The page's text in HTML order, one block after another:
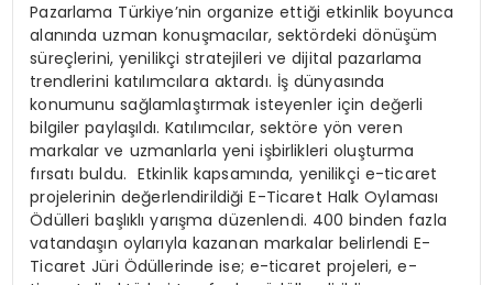
Pazarlama Türkiye’nin organize ettiği etkinlik boyunca
alanında uzman konuşmacılar, sektördeki dönüşüm
süreçlerini, yenilikçi stratejileri ve dijital pazarlama
trendlerini katılımcılara aktardı. İş dünyasında
konumunu sağlamlaştırmak isteyenler için değerli
bilgiler paylaşıldı. Katılımcılar, sektöre yön veren
markalar ve uzmanlarla yeni işbirlikleri oluşturma
fırsatı buldu. Etkinlik kapsamında, yenilikçi e-ticaret
projelerinin değerlendirildiği E-Ticaret Halk Oylaması
Ödülleri başlıklı yarışma düzenlendi. 400 binden fazla
vatandaşın oylarıyla kazanan markalar belirlendi E-
Ticaret Jüri Ödüllerinde ise; e-ticaret projeleri, e-